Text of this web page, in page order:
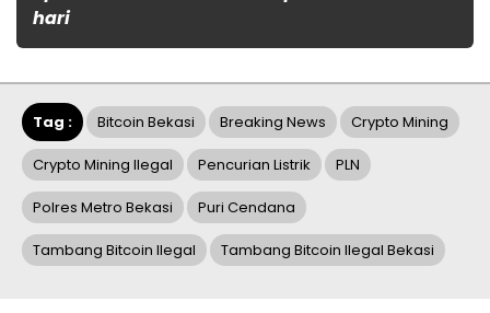
hari
Tag : Bitcoin Bekasi Breaking News Crypto Mining
Crypto Mining Ilegal Pencurian Listrik PLN
Polres Metro Bekasi Puri Cendana
Tambang Bitcoin Ilegal Tambang Bitcoin Ilegal Bekasi